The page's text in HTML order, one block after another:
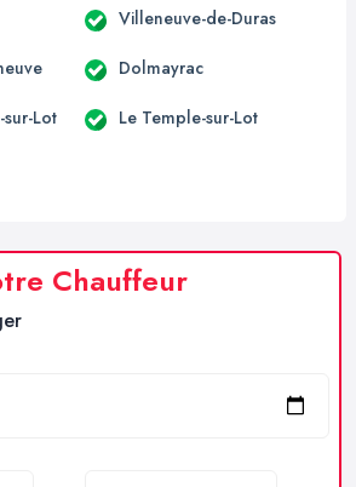
Villeneuve-de-Duras
Dolmayrac
Lot Le Temple-sur-Lot
Chauffeur